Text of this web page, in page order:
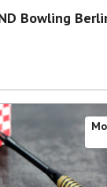
Bowling